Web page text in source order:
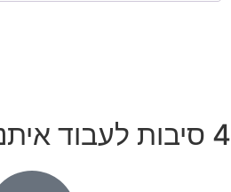
4 סיבות לעבוד איתנו